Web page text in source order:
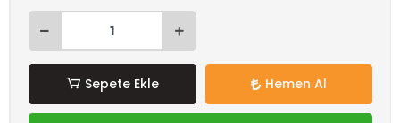
Sepete Ekle Hemen Al